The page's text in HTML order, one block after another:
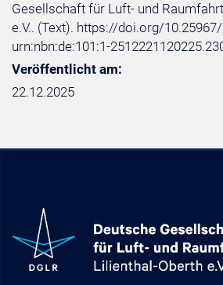
Gesellschaft für Luft- und
e.V.. (Text). https://doi.org/
urn:nbn:de:101:1-
Veröffentlicht am:
22.12.2025